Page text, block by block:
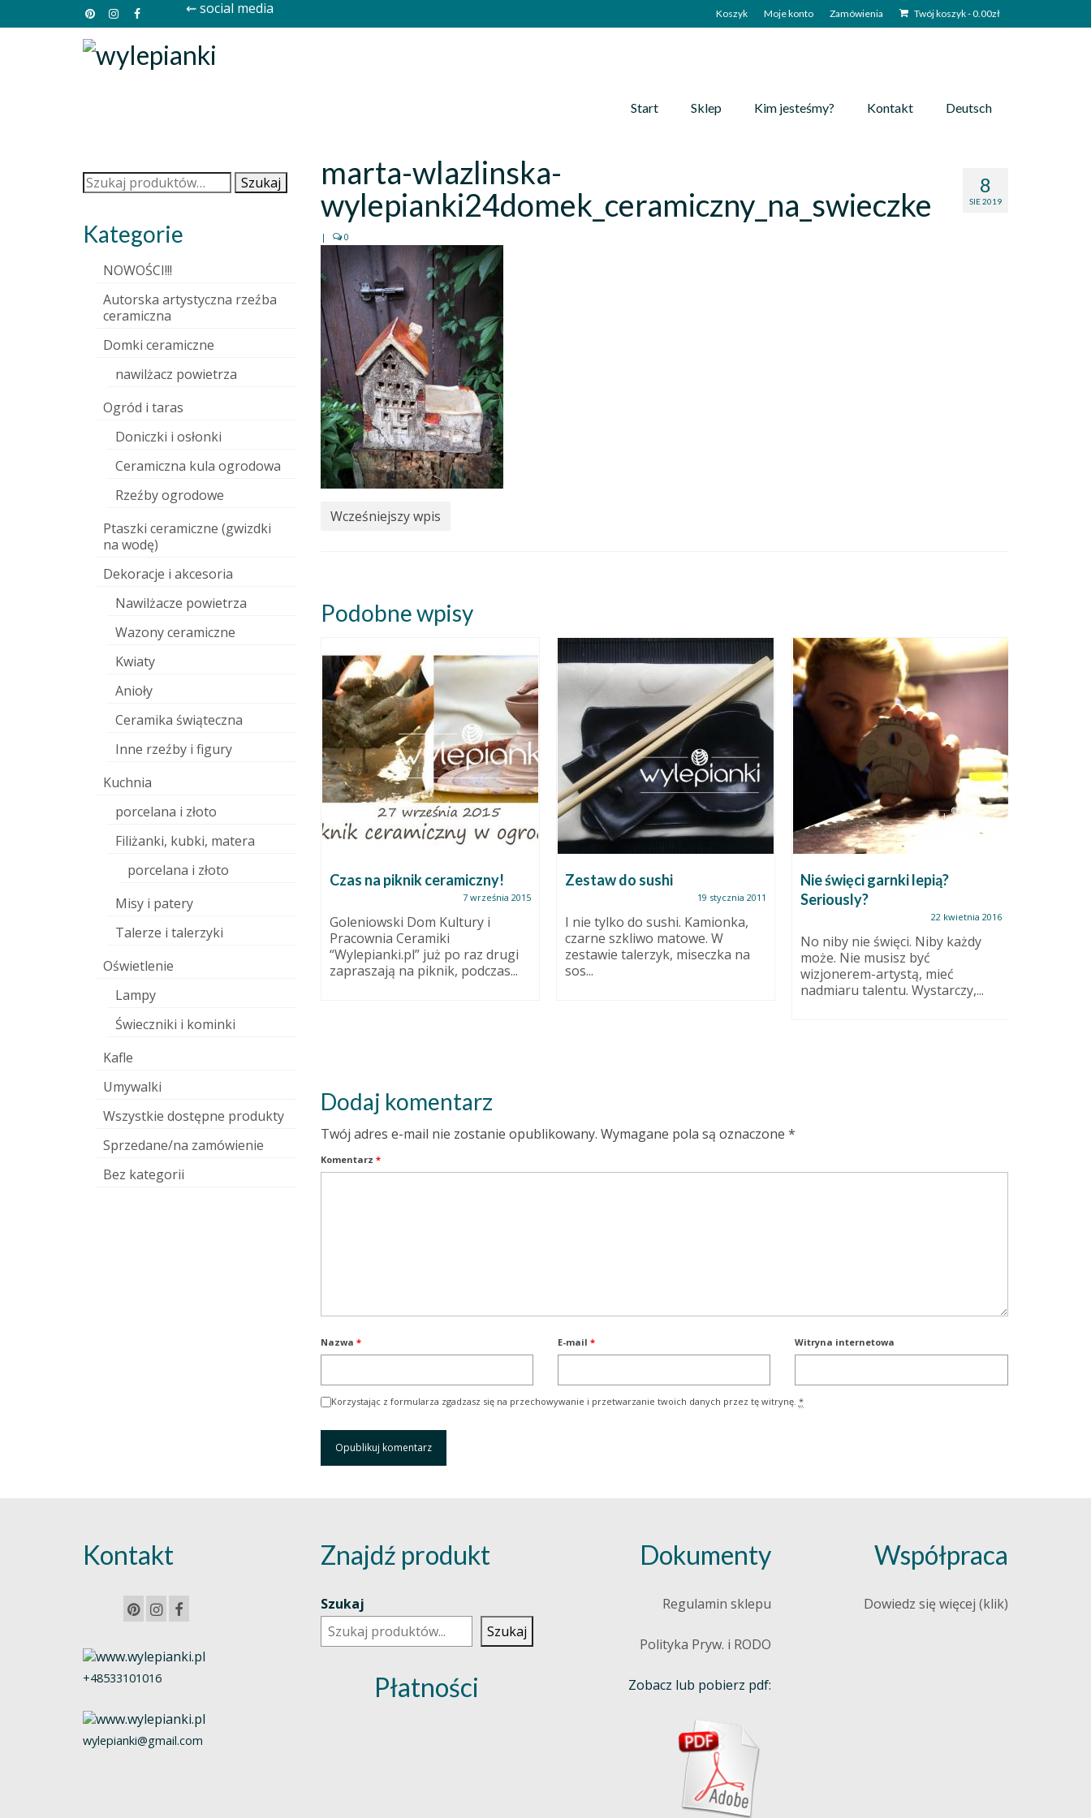
Koszyk Moje konto Zamówienia Twój koszyk-0.00zł
⇜ social media
Start Sklep Kim jesteśmy? Kontakt Deutsch
8
SIE 2019
marta-wlazlinska-
wylepianki24domek_ceramiczny_na_swieczke
| 0
Wcześniejszy wpis
Podobne wpisy
Sgraffito. Jak to się robi? Film
instruktażowy
Przerwa trochę urlopowa, trochę
przeznaczona na pracę. Czym się
zajmowałam ostatnio? Techniką
nie nową, bynajmniej,...
Czas na piknik ceramiczny!
7 września 2015
Goleniowski Dom Kultury i
Pracownia Ceramiki
“Wylepianki.pl” już po raz drugi
zapraszają na piknik, podczas...
Zestaw do sushi
19 stycznia 2011
I nie tylko do sushi. Kamionka,
czarne szkliwo matowe. W
zestawie talerzyk, miseczka na
sos...
Nie święci garnki lepią?
Seriously?
22 kwietnia 2016
No niby nie święci. Niby każdy
może. Nie musisz być
wizjonerem-artystą, mieć
nadmiaru talentu. Wystarczy,...
Dodaj komentarz
Twój adres e-mail nie zostanie opublikowany. Wymagane pola są oznaczone *
Komentarz *
Nazwa * E-mail * Witryna internetowa
Korzystając z formularza zgadzasz się na przechowywanie i przetwarzanie twoich danych przez tę witrynę. *
Szukaj: Szukaj
Kategorie
NOWOŚCI!!!
Autorska artystyczna rzeźba
ceramiczna
Domki ceramiczne
nawilżacz powietrza
Ogród i taras
Doniczki i osłonki
Ceramiczna kula ogrodowa
Rzeźby ogrodowe
Ptaszki ceramiczne (gwizdki
na wodę)
Dekoracje i akcesoria
Nawilżacze powietrza
Wazony ceramiczne
Kwiaty
Anioły
Ceramika świąteczna
Inne rzeźby i figury
Kuchnia
porcelana i złoto
Filiżanki, kubki, matera
porcelana i złoto
Misy i patery
Talerze i talerzyki
Oświetlenie
Lampy
Świeczniki i kominki
Kafle
Umywalki
Wszystkie dostępne produkty
Sprzedane/na zamówienie
Bez kategorii
Kontakt
+48533101016
wylepianki@gmail.com
Znajdź produkt
Szukaj
Szukaj
Płatności
Dokumenty
Regulamin sklepu
Polityka Pryw. i RODO
Zobacz lub pobierz pdf:
Współpraca
Dowiedz się więcej (klik)